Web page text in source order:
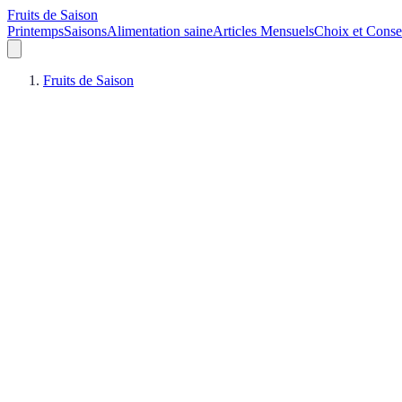
Fruits de Saison
PrintempsSaisonsAlimentation saineArticles MensuelsChoix et
Fruits de Saison